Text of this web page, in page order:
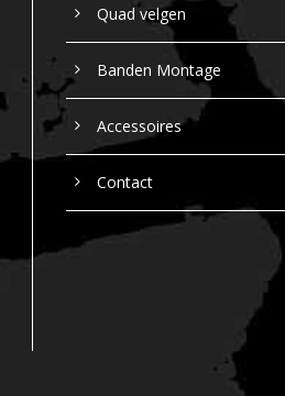
Quad velgen
Banden Montage
Accessoires
Contact